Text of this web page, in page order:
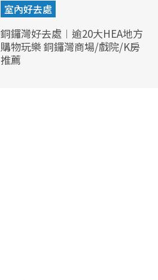
室內好去處
銅鑼灣好去處︱逾20大HEA地方
購物玩樂 銅鑼灣商場/戲院/K房
推薦